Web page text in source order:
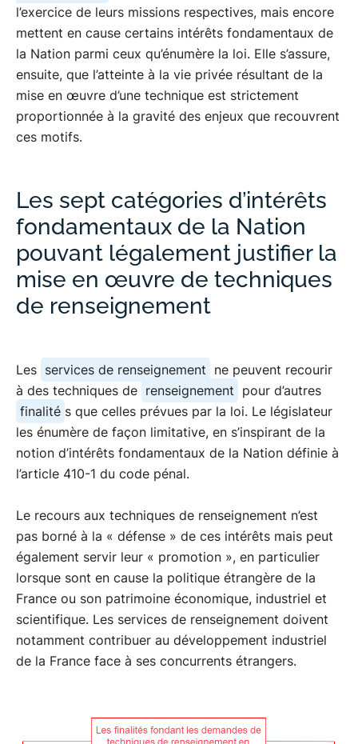
l’exercice de leurs missions respectives, mais encore
mettent en cause certains intérêts fondamentaux de
la Nation parmi ceux qu’énumère la loi. Elle s’assure,
ensuite, que l’atteinte à la vie privée résultant de la
mise en œuvre d’une technique est strictement
proportionnée à la gravité des enjeux que recouvrent
ces motifs.
Les sept catégories d’intérêts
fondamentaux de la Nation
pouvant légalement justifier la
mise en œuvre de techniques
de renseignement
Les services de renseignement ne peuvent recourir
à des techniques de renseignement pour d’autres
finalité s que celles prévues par la loi. Le législateur
les énumère de façon limitative, en s’inspirant de la
notion d’intérêts fondamentaux de la Nation définie à
l’article 410-1 du code pénal.
Le recours aux techniques de renseignement n’est
pas borné à la « défense » de ces intérêts mais peut
également servir leur « promotion », en particulier
lorsque sont en cause la politique étrangère de la
France ou son patrimoine économique, industriel et
scientifique. Les services de renseignement doivent
notamment contribuer au développement industriel
de la France face à ses concurrents étrangers.